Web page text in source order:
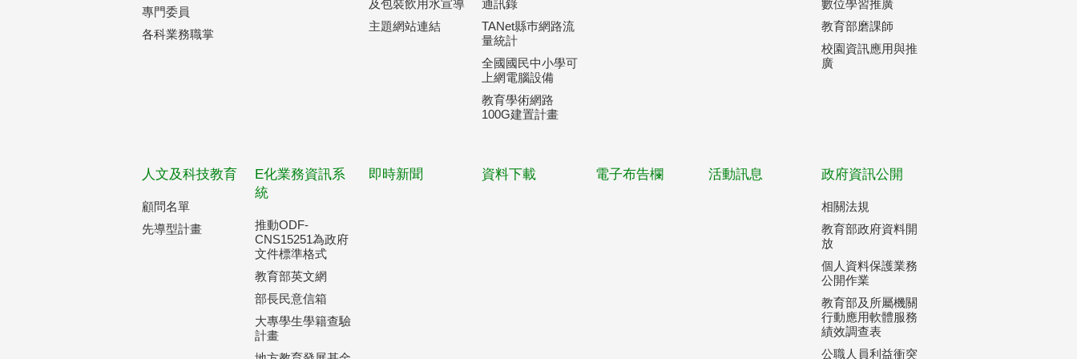
專門委員
各科業務職掌
及包裝飲用水宣導
主題網站連結
通訊錄
TANet縣巿網路流
量統計
全國國民中小學可
上網電腦設備
教育學術網路
100G建置計畫
數位學習推廣
教育部磨課師
校園資訊應用與推
廣
人文及科技教育
顧問名單
先導型計畫
E化業務資訊系
統
推動ODF-
CNS15251為政府
文件標準格式
教育部英文網
部長民意信箱
大專學生學籍查驗
計畫
即時新聞 資料下載 電子布告欄 活動訊息 政府資訊公開
相關法規
教育部政府資料開
放
個人資料保護業務
公開作業
教育部及所屬機關
行動應用軟體服務
績效調查表
公職人員利益衝突